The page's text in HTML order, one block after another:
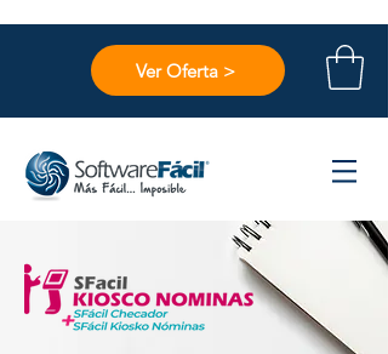
Ver Oferta >